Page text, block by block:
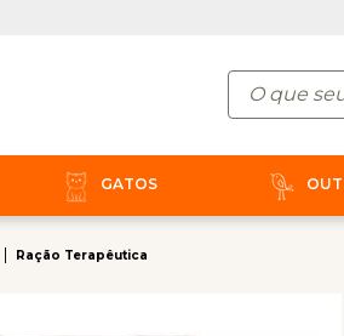
GATOS
Ração Terapêutica